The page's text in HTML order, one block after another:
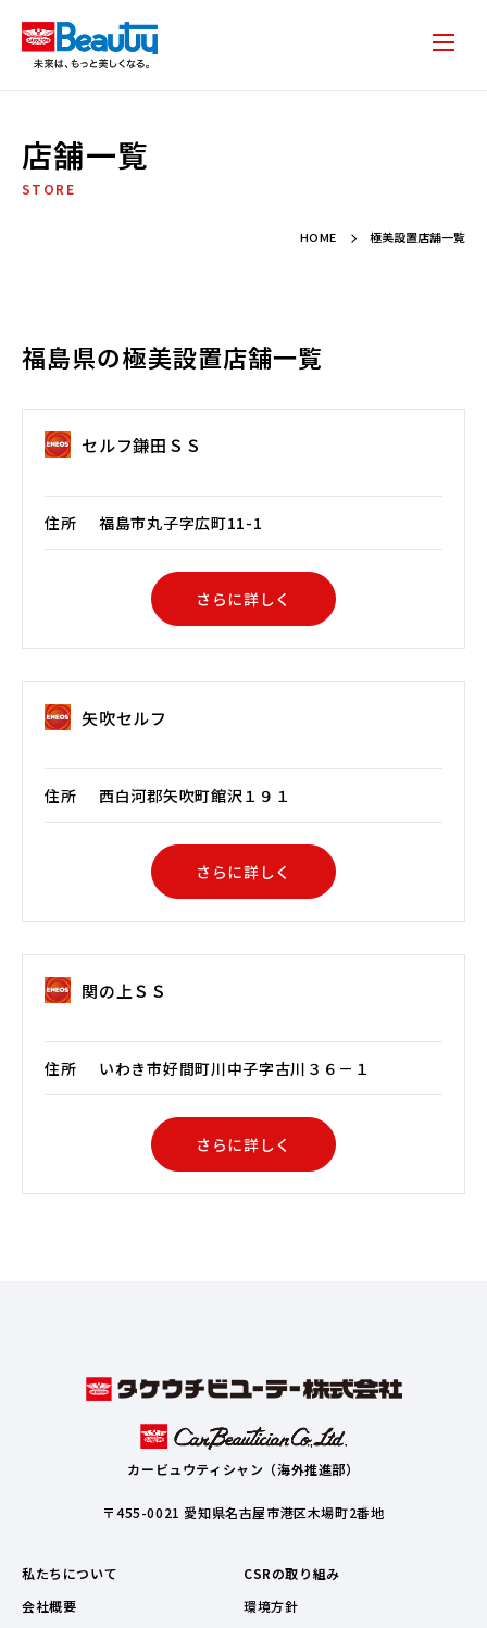
店舗一覧
STORE
HOME 極美設置店舗一覧
福島県の極美設置店舗一覧
セルフ鎌田ＳＳ
住所 福島市丸子字広町11-1
さらに詳しく
矢吹セルフ
住所 西白河郡矢吹町館沢１９１
さらに詳しく
関の上ＳＳ
住所 いわき市好間町川中子字古川３６－１
さらに詳しく
カービュウティシャン（海外推進部）
〒455-0021 愛知県名古屋市港区木場町2番地
私たちについて
会社概要
CSRの取り組み
環境方針